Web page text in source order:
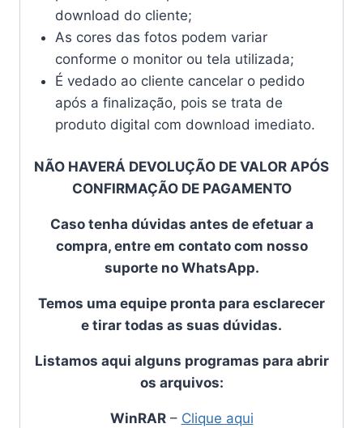
download do cliente;
As cores das fotos podem variar
conforme o monitor ou tela utilizada;
É vedado ao cliente cancelar o pedido
após a finalização, pois se trata de
produto digital com download imediato.
NÃO HAVERÁ DEVOLUÇÃO DE VALOR APÓS
CONFIRMAÇÃO DE PAGAMENTO
Caso tenha dúvidas antes de efetuar a
compra, entre em contato com nosso
suporte no WhatsApp.
Temos uma equipe pronta para esclarecer
e tirar todas as suas dúvidas.
Listamos aqui alguns programas para abrir
os arquivos:
WinRAR– Clique aqui